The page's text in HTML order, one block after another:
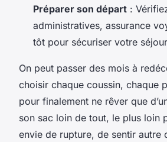
Préparer son départ :
administratives, assurance
tôt pour sécuriser votre
On peut passer des mois à
choisir chaque coussin, chaque
pour finalement ne rêver que
son sac loin de tout, le plus loin
envie de rupture, de sentir autre